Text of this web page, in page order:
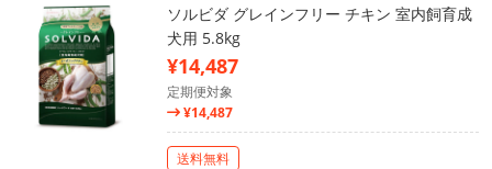
ソルビダ グレインフリー チキン 室内飼育成
犬用 5.8kg
¥14,487
定期便対象
¥14,487
送料無料